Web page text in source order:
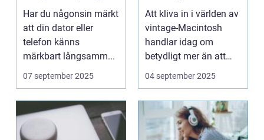
m på en gång
Har du någonsin märkt
att din dator eller
telefon känns
märkbart långsamm...
07 september 2025
prestanda
Att kliva in i världen av
vintage-Macintosh
handlar idag om
betydligt mer än att
bara l&ar...
04 september 2025